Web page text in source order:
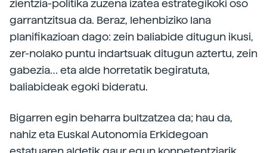
zientzia-politika zuzena izatea estrategikoki oso
garrantzitsua da. Beraz, lehenbiziko lana
planifikazioan dago: zein baliabide ditugun ikusi,
zer-nolako puntu indartsuak ditugun aztertu, zein
gabezia… eta alde horretatik begiratuta,
baliabideak egoki bideratu.
Bigarren egin beharra bultzatzea da; hau da,
nahiz eta Euskal Autonomia Erkidegoan